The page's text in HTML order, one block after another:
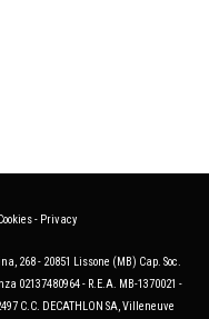
- Privacy
268 - 20851 Lissone (MB) Cap. Soc.
02137480964 - R.E.A. MB-1370021 -
C.C. DECATHLON SA, Villeneuve